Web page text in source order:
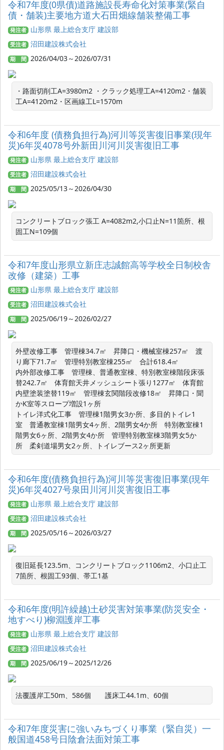
令和7年度(0県債)道路施設長寿命化対策事業(緊自
債・舗装)主要地方道大石田畑線舗装整備工事
発注者 山形県 最上総合支庁 建設部
受注者 沼田建設株式会社
期 間 2026/04/03～2026/07/31
・路面切削工A=3980m2 ・クラック処理工A=4120m2・舗装
工A=4120m2・区画線工L=1570m
令和6年度 (債務負担行為)河川等災害復旧事業(現年
災)6年災4078号外新田川河川災害復旧工事
発注者 山形県 最上総合支庁 建設部
受注者 沼田建設株式会社
期 間 2025/05/13～2026/04/30
コンクリートブロック張工 A=4082m2,小口止N=11箇所、根
固工N=109個
令和7年度山形県立新庄志誠館高等学校全日制校舎
改修（建築）工事
発注者 山形県 最上総合支庁 建設部
受注者 沼田建設株式会社
期 間 2025/06/19～2026/02/27
外壁改修工事　管理棟34.7㎡　昇降口・機械室棟257㎡　渡
り廊下71.7㎡　管理特別教室棟255㎡　合計618.4㎡
内外部改修工事　管理棟、普通教室棟、特別教室棟階段床張
替242.7㎡　体育館天井メッシュシート張り1277㎡　体育館
内壁塗装塗替119㎡　管理棟玄関階段改修18㎡　昇降口・聞
かK室等スロープ増設1ヶ所
トイレ洋式化工事　管理棟1階男女3か所、多目的トイレ1
室　普通教室棟1階男女4ヶ所、2階男女4か所　特別教室棟1
階男女6ヶ所、2階男女4か所　管理特別教室棟3階男女5か
所　柔剣道場男女2ヶ所、トイレブース2ヶ所更新
令和6年度(債務負担行為)河川等災害復旧事業(現年
災)6年災4027号泉田川河川災害復旧工事
発注者 山形県 最上総合支庁 建設部
受注者 沼田建設株式会社
期 間 2025/05/16～2026/03/27
復旧延長123.5m、コンクリートブロック1106m2、小口止工
7箇所、根固工93個、帯工1基
令和6年度(明許繰越)土砂災害対策事業(防災安全・
地すべり)柳淵護岸工事
発注者 山形県 最上総合支庁 建設部
受注者 沼田建設株式会社
期 間 2025/06/19～2025/12/26
法覆護岸工50m、586個　　護床工44.1m、60個
令和7年度災害に強いみちづくり事業（緊自災）一
般国道458号日陰倉法面対策工事